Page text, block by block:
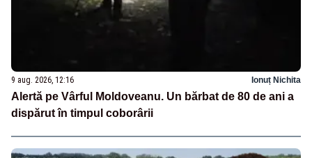
9 aug. 2026, 12:16 Ionuț Nichita
Alertă pe Vârful Moldoveanu. Un bărbat de 80 de ani a
dispărut în timpul coborârii